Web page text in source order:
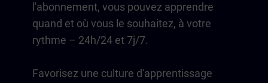
l'abonnement, vous pouvez apprendre
quand et où vous le souhaitez, à votre
rythme – 24h/24 et 7j/7.
Favorisez une culture d'apprentissage